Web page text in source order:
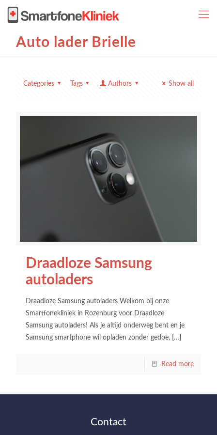
Auto lader Brielle
Categories Tags Authors Show all
Draadloze Samsung
autoladers
Draadloze Samsung autoladers Welkom bij onze
Smartfonekliniek in Rozenburg voor Draadloze
Samsung autoladers! Als je altijd onderweg bent en je
Samsung smartphone wil opladen zonder gedoe, […]
Read more
Contact